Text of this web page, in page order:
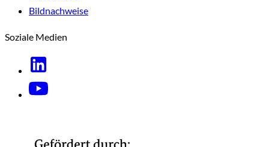
Bildnachweise
Soziale Medien